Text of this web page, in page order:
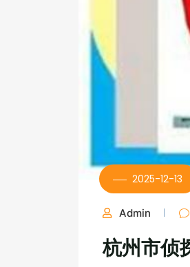
2025-12-13
Admin
杭州市侦